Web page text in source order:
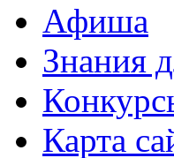
Афиша
Знания
Карта